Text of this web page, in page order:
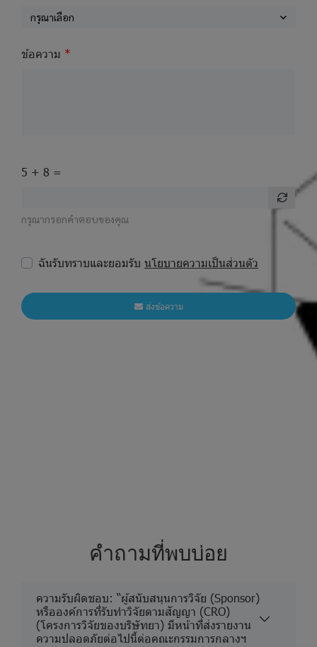
กรุณาเลือก
ข้อความ
5 + 8 =
กรุณากรอกคำตอบของคุณ
ฉันรับทราบและยอมรับ นโยบายความเป็นส่วนตัว
ส่งข้อความ
คำถามที่พบบ่อย
ความรับผิดชอบ: “ผู้สนับสนุนการวิจัย (Sponsor)
หรือองค์การที่รับทำวิจัยตามสัญญา (CRO)
(โครงการวิจัยของบริษัทยา) มีหน้าที่ส่งรายงาน
ความปลอดภัยต่อไปนี้ต่อคณะกรรมการกลางฯ